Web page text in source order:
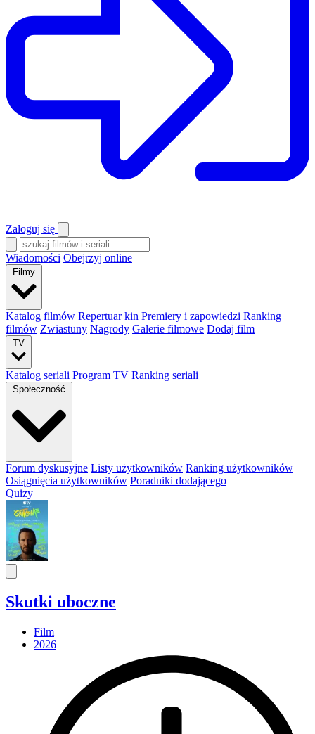
Zaloguj się
Wiadomości Obejrzyj online
Filmy
Katalog filmów Repertuar kin Premiery i zapowiedzi Ranking
filmów Zwiastuny Nagrody Galerie filmowe Dodaj film
TV
Katalog seriali Program TV Ranking seriali
Społeczność
Forum dyskusyjne Listy użytkowników Ranking użytkowników
Osiągnięcia użytkowników Poradniki dodającego
Quizy
Skutki uboczne
Film
2026